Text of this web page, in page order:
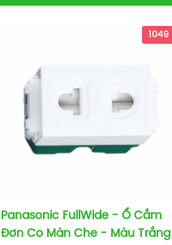
1049
Panasonic FullWide - Ổ Cắm
Đơn Có Màn Che - Màu Trắng |